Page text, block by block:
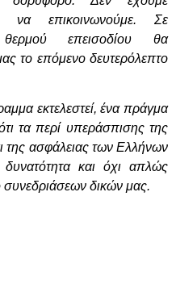
να επικοινωνούμε. Σε
επεισοδίου θα
το επόμενο δευτερόλεπτο
εκτελεστεί, ένα πράγμα
τα περί υπεράσπισης της
της ασφάλειας των Ελλήνων
δυνατότητα και όχι απλώς
συνεδριάσεων δικών μας.